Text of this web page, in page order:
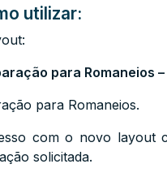
utilizar:
para Romaneios
para Romaneios.
com o novo layout
solicitada.